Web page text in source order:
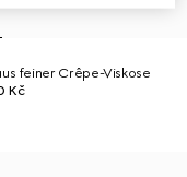
feiner Crêpe-Viskose
Kč